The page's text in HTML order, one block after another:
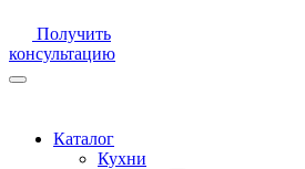
Получить
консультацию
Каталог
Кухни